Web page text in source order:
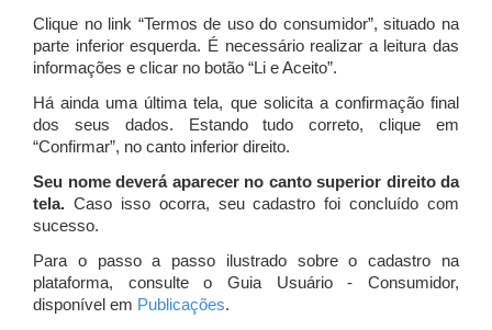
Clique no link “Termos de uso do consumidor”, situado na
parte inferior esquerda. É necessário realizar a leitura das
informações e clicar no botão “Li e Aceito”.
Há ainda uma última tela, que solicita a confirmação final
dos seus dados. Estando tudo correto, clique em
“Confirmar”, no canto inferior direito.
Seu nome deverá aparecer no canto superior direito da
tela. Caso isso ocorra, seu cadastro foi concluído com
sucesso.
Para o passo a passo ilustrado sobre o cadastro na
plataforma, consulte o Guia Usuário - Consumidor,
disponível em Publicações.